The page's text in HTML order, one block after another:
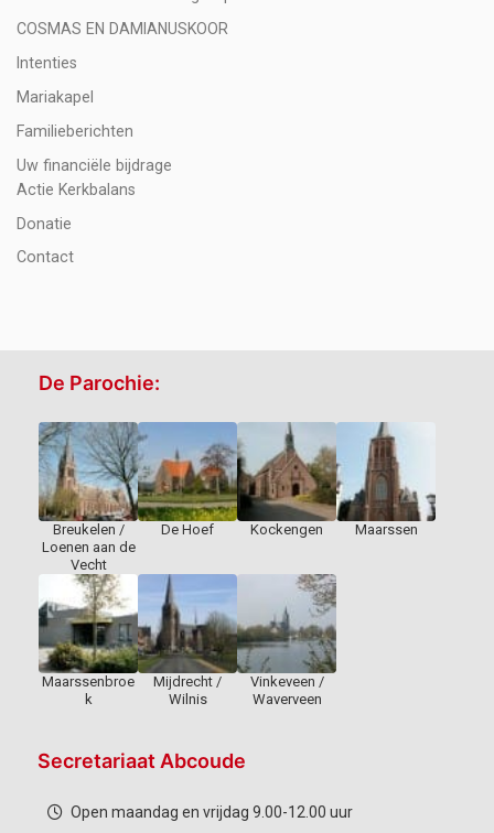
COSMAS EN DAMIANUSKOOR
Intenties
Mariakapel
Familieberichten
Uw financiële bijdrage
Actie Kerkbalans
Donatie
Contact
De Parochie:
Breukelen /
Loenen aan de
Vecht
De Hoef Kockengen Maarssen
Maarssenbroe
k
Mijdrecht /
Wilnis
Vinkeveen /
Waverveen
Secretariaat Abcoude
Open maandag en vrijdag 9.00-12.00 uur